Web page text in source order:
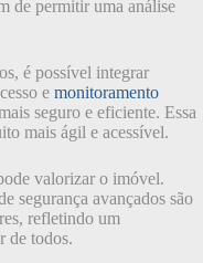
de permitir uma análise
é possível integrar
e monitoramento
seguro e eficiente. Essa
mais ágil e acessível.
valorizar o imóvel.
segurança avançados são
refletindo um
de todos.